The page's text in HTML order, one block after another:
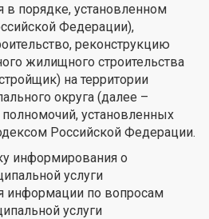
в порядке, установленном
Федерации),
реконструкцию
жилищного строительства
на территории
округа (далее –
установленных
Российской Федерации.
информирования о
услуги
информации по вопросам
услуги